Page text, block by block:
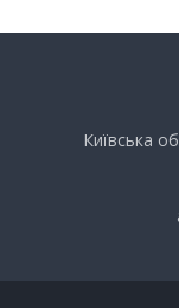
Київська